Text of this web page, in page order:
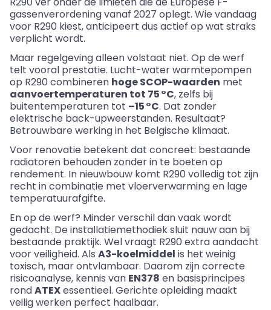
gassenverordening vanaf 2027 oplegt. Wie vandaag
voor R290 kiest, anticipeert dus actief op wat straks
verplicht wordt.
Maar regelgeving alleen volstaat niet. Op de werf
telt vooral prestatie. Lucht-water warmtepompen
op R290 combineren hoge SCOP-waarden met
aanvoertemperaturen tot 75 °C, zelfs bij
buitentemperaturen tot –15 °C. Dat zonder
elektrische back-upweerstanden. Resultaat?
Betrouwbare werking in het Belgische klimaat.
Voor renovatie betekent dat concreet: bestaande
radiatoren behouden zonder in te boeten op
rendement. In nieuwbouw komt R290 volledig tot zijn
recht in combinatie met vloerverwarming en lage
temperatuurafgifte.
En op de werf? Minder verschil dan vaak wordt
gedacht. De installatiemethodiek sluit nauw aan bij
bestaande praktijk. Wel vraagt R290 extra aandacht
voor veiligheid. Als A3-koelmiddel is het weinig
toxisch, maar ontvlambaar. Daarom zijn correcte
risicoanalyse, kennis van EN378 en basisprincipes
rondATEXessentieel. Gerichte opleiding maakt
veilig werken perfect haalbaar.